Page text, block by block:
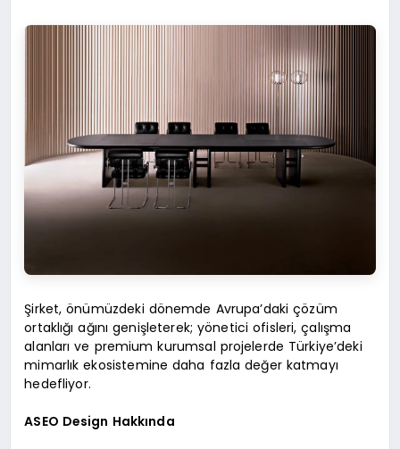
Şirket, önümüzdeki dönemde Avrupa’daki çözüm
ortaklığı ağını genişleterek; yönetici ofisleri, çalışma
alanları ve premium kurumsal projelerde Türkiye’deki
mimarlık ekosistemine daha fazla değer katmayı
hedefliyor.
ASEO Design Hakkında